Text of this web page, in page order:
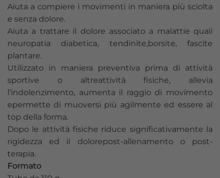
Aiuta a compiere i movimenti in maniera più sciolta
e senza dolore.
Aiuta a trattare il dolore associato a malattie quali
neuropatia diabetica, tendinite,borsite, fascite
plantare.
Utilizzato in maniera preventiva prima di attività
sportive o altreattività fisiche, allevia
l’indolenzimento, aumenta il raggio di movimento
epermette di muoversi più agilmente ed essere al
top della forma.
Dopo le attività fisiche riduce significativamente la
rigidezza ed il dolorepost-allenamento o post-
terapia.
Formato